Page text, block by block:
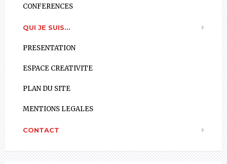
CONFERENCES
QUI JE SUIS…
PRESENTATION
ESPACE CREATIVITE
PLAN DU SITE
MENTIONS LEGALES
CONTACT